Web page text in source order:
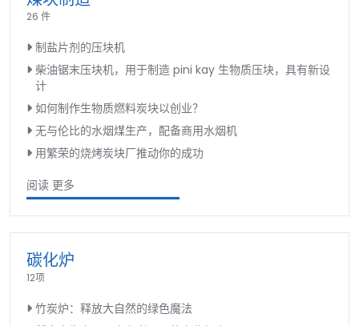
26 件
制盐片剂的压块机
柴油锯末压块机，用于制造 pini kay 生物质压块，具有新设
计
如何制作生物质燃料炭块以创业？
无与伦比的水烟煤生产，配备商用水烟机
用繁荣的烧烤炭块厂推动你的成功
阅读 更多
碳化炉
12项
竹炭炉：释放大自然的绿色魔法